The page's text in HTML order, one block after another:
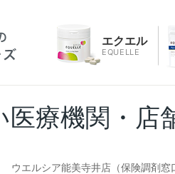
エクエル
EQUELLE
医療機関・店
ウエルシア能美寺井店（保険調剤窓